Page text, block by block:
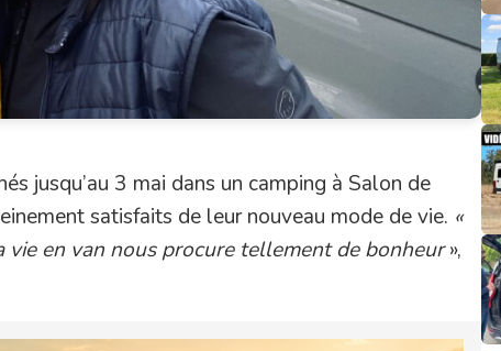
jusqu’au 3 mai dans un camping à Salon de
satisfaits de leur nouveau mode de vie. «
vie en van nous procure tellement de bonheur»,